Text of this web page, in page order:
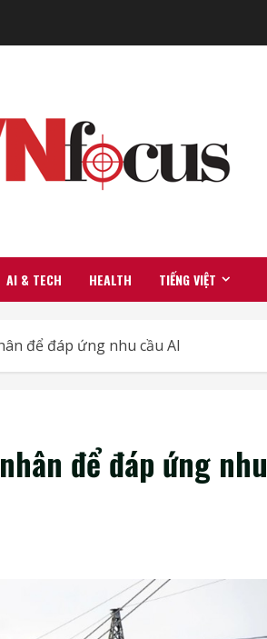
AI & TECH HEALTH TIẾNG VIỆT
để đáp ứng nhu cầu AI
để đáp ứng nhu